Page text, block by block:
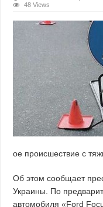
48 Views
ое происшествие с
Об этом сообщает
Украины. По
автомобиля «Ford